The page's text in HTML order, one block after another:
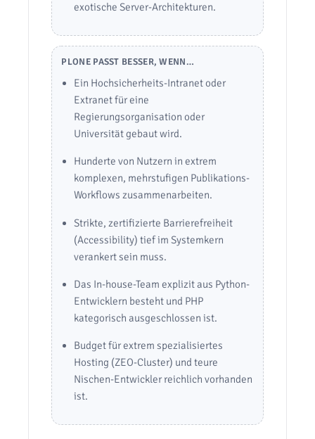
exotische Server-Architekturen.
PLONE PASST BESSER, WENN…
Ein Hochsicherheits-Intranet oder
Extranet für eine
Regierungsorganisation oder
Universität gebaut wird.
Hunderte von Nutzern in extrem
komplexen, mehrstufigen Publikations-
Workflows zusammenarbeiten.
Strikte, zertifizierte Barrierefreiheit
(Accessibility) tief im Systemkern
verankert sein muss.
Das In-house-Team explizit aus Python-
Entwicklern besteht und PHP
kategorisch ausgeschlossen ist.
Budget für extrem spezialisiertes
Hosting (ZEO-Cluster) und teure
Nischen-Entwickler reichlich vorhanden
ist.